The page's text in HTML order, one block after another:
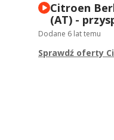
Citroen
(AT) -
Dodane 6 lat temu
Sprawdź oferty